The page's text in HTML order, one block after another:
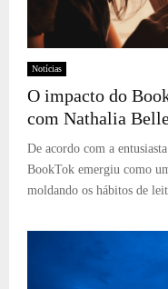
Notícias
O impacto do
com Nathalia
De acordo com a
BookTok emergiu como
moldando os hábitos de